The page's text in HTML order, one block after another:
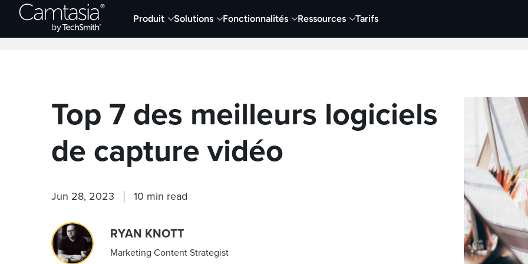
Passer
directement
Produit Solutions Fonctionnalités Ressources Tarifs
Derniers articles Capture et enregistrement vidéo Vidéo Visuels
Top 7 des meilleurs logiciels
de capture vidéo
Jun 28, 2023 10 min read
RYAN KNOTT
Marketing Content Strategist